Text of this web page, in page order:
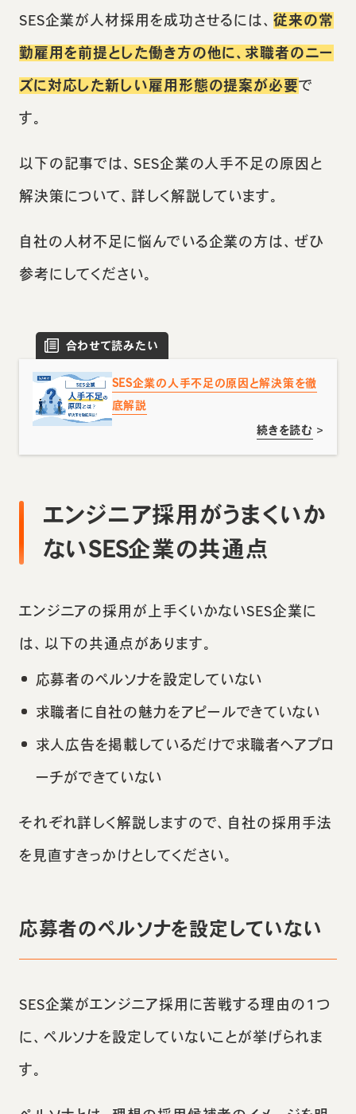
SES企業が人材採用を成功させるには、 従来の常
勤雇用を前提とした働き方の他に、求職者のニー
ズに対応した新しい雇用形態の提案が必要で
す。
以下の記事では、SES企業の人手不足の原因と
解決策について、詳しく解説しています。
自社の人材不足に悩んでいる企業の方は、ぜひ
参考にしてください。
合わせて読みたい
SES企業の人手不足の原因と解決策を徹
底解説
続きを読む >
エンジニア採用がうまくいか
ないSES企業の共通点
エンジニアの採用が上手くいかないSES企業に
は、以下の共通点があります。
応募者のペルソナを設定していない
求職者に自社の魅力をアピールできていない
求人広告を掲載しているだけで求職者へアプロ
ーチができていない
それぞれ詳しく解説しますので、自社の採用手法
を見直すきっかけとしてください。
応募者のペルソナを設定していない
SES企業がエンジニア採用に苦戦する理由の1つ
に、ペルソナを設定していないことが挙げられま
す。